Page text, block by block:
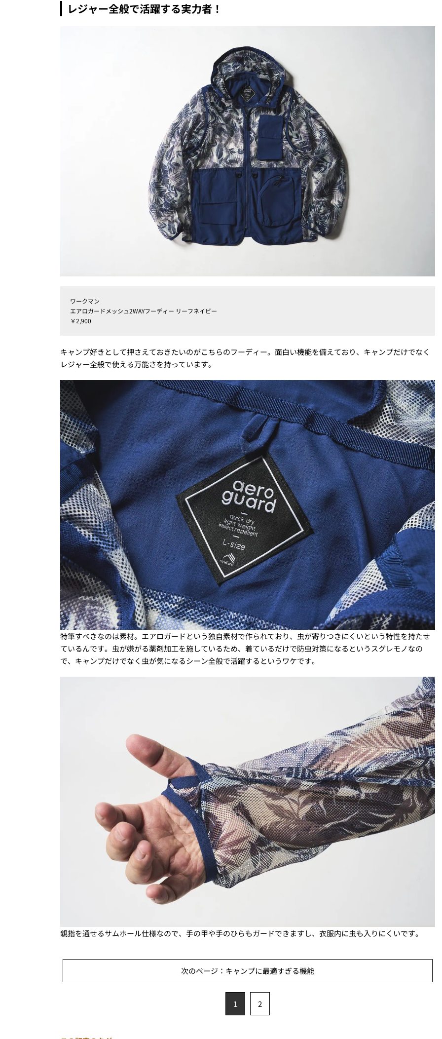
レジャー全般で活躍する実力者！
ワークマン
エアロガードメッシュ2WAYフーディー リーフネイビー
￥2,900
キャンプ好きとして押さえておきたいのがこちらのフーディー。面白い機能を備えており、キャンプだけでなく
レジャー全般で使える万能さを持っています。
特筆すべきなのは素材。エアロガードという独自素材で作られており、虫が寄りつきにくいという特性を持たせ
ているんです。虫が嫌がる薬剤加工を施しているため、着ているだけで防虫対策になるというスグレモノなの
で、キャンプだけでなく虫が気になるシーン全般で活躍するというワケです。
親指を通せるサムホール仕様なので、手の甲や手のひらもガードできますし、衣服内に虫も入りにくいです。
次のページ：キャンプに最適すぎる機能
1 2